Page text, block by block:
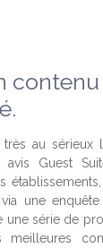
contenu
au sérieux
avis Guest
via une
une série de
meilleures